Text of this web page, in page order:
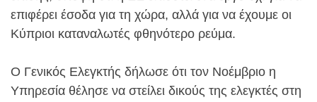
επιφέρει έσοδα για τη χώρα, αλλά για να έχουμε οι
Κύπριοι καταναλωτές φθηνότερο ρεύμα.
Ο Γενικός Ελεγκτής δήλωσε ότι τον Νοέμβριο η
Υπηρεσία θέλησε να στείλει δικούς της ελεγκτές στη